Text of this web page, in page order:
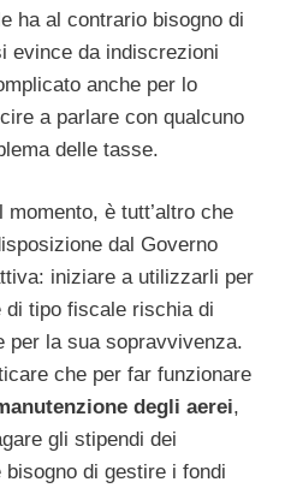
ha al contrario bisogno di
evince da indiscrezioni
anche per lo
a parlare con qualcuno
delle tasse.
momento, è tutt’altro che
dal Governo
iniziare a utilizzarli per
di tipo fiscale rischia di
per la sua sopravvivenza.
che per far funzionare
degli aerei,
gli stipendi dei
di gestire i fondi